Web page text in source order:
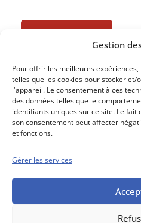
Gestion
Pour offrir les meilleures
telles que les cookies pour stocker
l'appareil. Le consentement à ces
des données telles que le
identifiants uniques sur ce site. Le
son consentement peut affecter
et fonctions.
Gérer les services
Ajouter au panier
Conseils boursiers depuis 1952